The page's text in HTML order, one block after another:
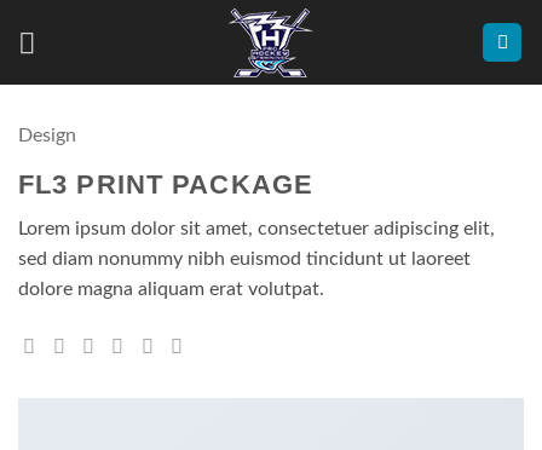
Design
FL3 PRINT PACKAGE
Lorem ipsum dolor sit amet, consectetuer adipiscing elit,
sed diam nonummy nibh euismod tincidunt ut laoreet
dolore magna aliquam erat volutpat.